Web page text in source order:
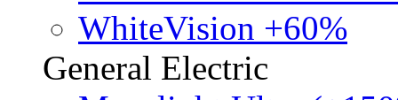
WhiteVision +60%
General Electric